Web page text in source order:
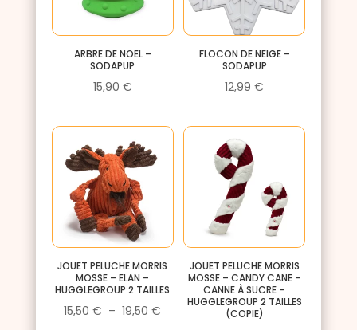
ARBRE DE NOEL –
SODAPUP
15,90 €
FLOCON DE NEIGE –
SODAPUP
12,99€
JOUET PELUCHE MORRIS
MOSSE – ELAN –
HUGGLEGROUP 2 TAILLES
15,50€ – 19,50€ Plage
JOUET PELUCHE MORRIS
MOSSE – CANDY CANE -
CANNE À SUCRE –
HUGGLEGROUP 2 TAILLES
(COPIE)